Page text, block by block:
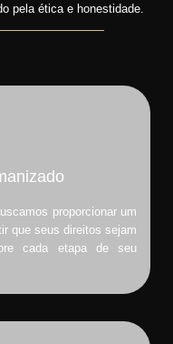
pela ética e honestidade.
proporcionar um
que seus direitos sejam
cada etapa de seu